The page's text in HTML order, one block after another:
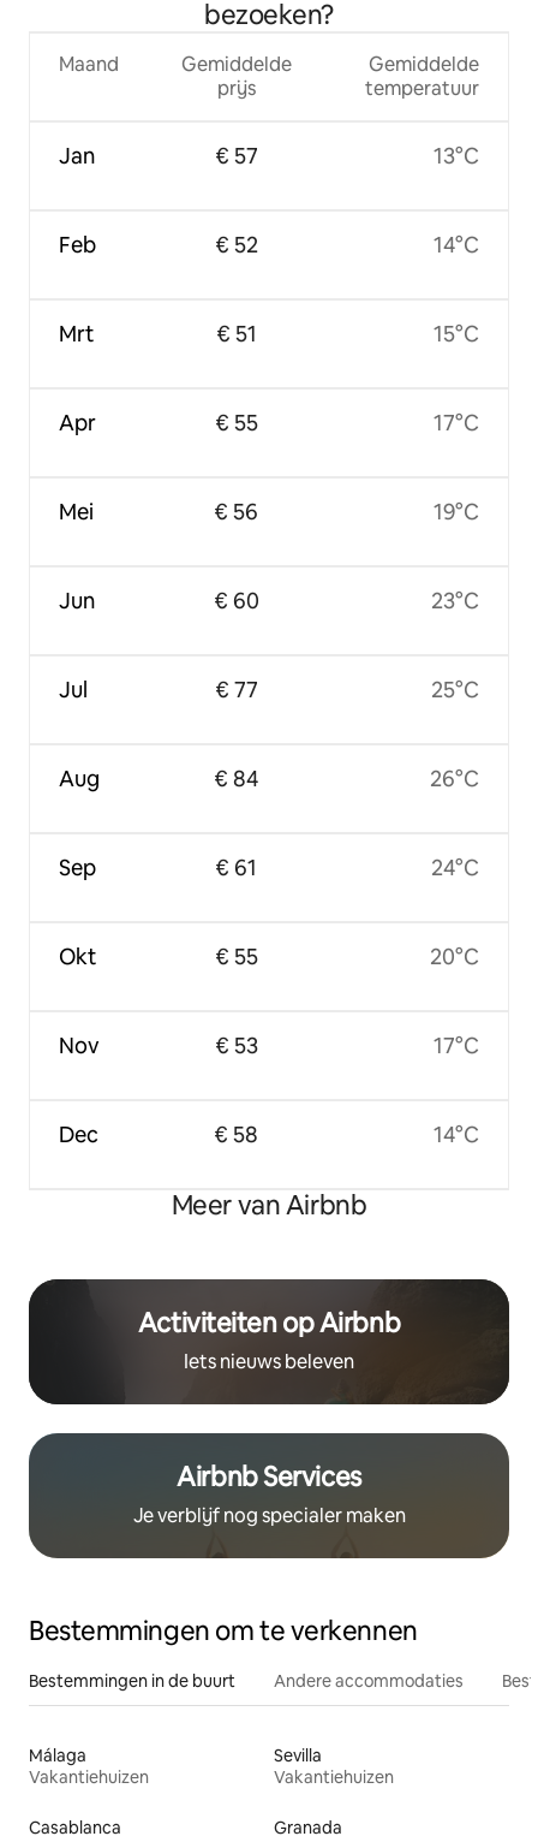
bezoeken?
Maand
Jan
Feb
Mrt
Apr
Mei
Jun
Jul
Aug
Sep
Okt
Nov
Dec
Gemiddelde
prijs
€ 57
€ 52
€ 51
€ 55
€ 56
€ 60
€ 77
€ 84
€ 61
€ 55
€ 53
€ 58
Gemiddelde
temperatuur
13°C
14°C
15°C
17°C
19°C
23°C
25°C
26°C
24°C
20°C
17°C
14°C
Meer van Airbnb
Activiteiten op Airbnb
Iets nieuws beleven
Airbnb Services
Je verblijf nog specialer maken
Bestemmingen om te verkennen
Bestemmingen in de buurt Andere accommodaties
Málaga
Vakantiehuizen
Sevilla
Vakantiehuizen
Casablanca
Granada